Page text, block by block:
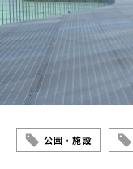
公園・施設